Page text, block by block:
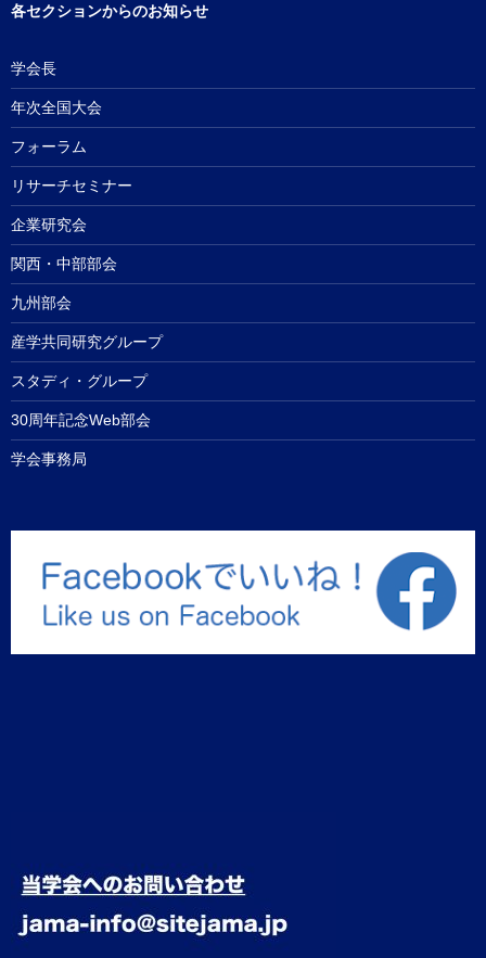
各セクションからのお知らせ
学会長
年次全国大会
フォーラム
リサーチセミナー
企業研究会
関西・中部部会
九州部会
産学共同研究グループ
スタディ・グループ
30周年記念Web部会
学会事務局